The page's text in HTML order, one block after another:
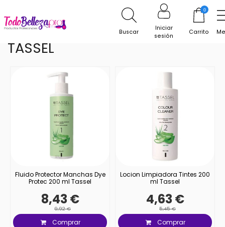
Buscar
Iniciar
sesión
0
Carrito
TASSEL
TASSEL
Fluido Protector Manchas Dye
Protec 200 ml Tassel
8,43 €
9,92 €
Comprar
Locion Limpiadora Tintes 200
ml Tassel
4,63 €
5,45 €
Comprar